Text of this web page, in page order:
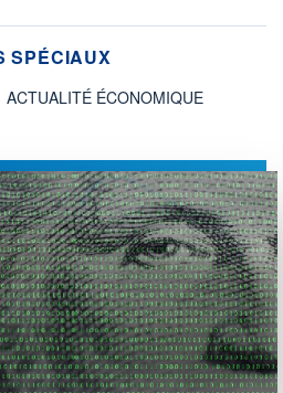
SPÉCIAUX
ACTUALITÉ ÉCONOMIQUE